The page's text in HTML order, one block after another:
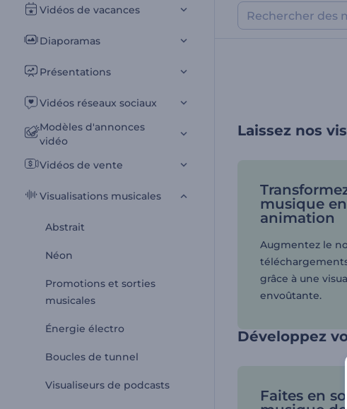
Vidéos de vacances
Diaporamas
Présentations
Vidéos réseaux sociaux
Modèles d'annonces
vidéo
Vidéos de vente
Visualisations musicales
Abstrait
Néon
Promotions et sorties
musicales
Énergie électro
Boucles de tunnel
Visualiseurs de podcasts
Laissez nos
musique
animation
Augmentez le
grâce à une
envoûtante.
Développez
Faites en